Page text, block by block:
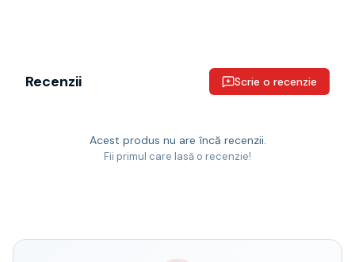
Recenzii Scrie o recenzie
Acest produs nu are încă recenzii.
Fii primul care lasă o recenzie!